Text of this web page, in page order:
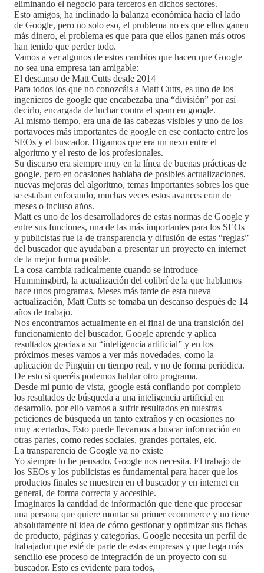
eliminando el negocio para terceros en dichos sectores.
Esto amigos, ha inclinado la balanza económica hacia el lado
de Google, pero no solo eso, el problema no es que ellos ganen
más dinero, el problema es que para que ellos ganen más otros
han tenido que perder todo.
Vamos a ver algunos de estos cambios que hacen que Google
no sea una empresa tan amigable:
El descanso de Matt Cutts desde 2014
Para todos los que no conozcáis a Matt Cutts, es uno de los
ingenieros de google que encabezaba una “división” por así
decirlo, encargada de luchar contra el spam en google.
Al mismo tiempo, era una de las cabezas visibles y uno de los
portavoces más importantes de google en ese contacto entre los
SEOs y el buscador. Digamos que era un nexo entre el
algoritmo y el resto de los profesionales.
Su discurso era siempre muy en la línea de buenas prácticas de
google, pero en ocasiones hablaba de posibles actualizaciones,
nuevas mejoras del algoritmo, temas importantes sobres los que
se estaban enfocando, muchas veces estos avances eran de
meses o incluso años.
Matt es uno de los desarrolladores de estas normas de Google y
entre sus funciones, una de las más importantes para los SEOs
y publicistas fue la de transparencia y difusión de estas “reglas”
del buscador que ayudaban a presentar un proyecto en internet
de la mejor forma posible.
La cosa cambia radicalmente cuando se introduce
Hummingbird, la actualización del colibrí de la que hablamos
hace unos programas. Meses más tarde de esta nueva
actualización, Matt Cutts se tomaba un descanso después de 14
años de trabajo.
Nos encontramos actualmente en el final de una transición del
funcionamiento del buscador. Google aprende y aplica
resultados gracias a su “inteligencia artificial” y en los
próximos meses vamos a ver más novedades, como la
aplicación de Pinguin en tiempo real, y no de forma periódica.
De esto si queréis podemos hablar otro programa.
Desde mi punto de vista, google está confiando por completo
los resultados de búsqueda a una inteligencia artificial en
desarrollo, por ello vamos a sufrir resultados en nuestras
peticiones de búsqueda un tanto extraños y en ocasiones no
muy acertados. Esto puede llevarnos a buscar información en
otras partes, como redes sociales, grandes portales, etc.
La transparencia de Google ya no existe
Yo siempre lo he pensado, Google nos necesita. El trabajo de
los SEOs y los publicistas es fundamental para hacer que los
productos finales se muestren en el buscador y en internet en
general, de forma correcta y accesible.
Imaginaros la cantidad de información que tiene que procesar
una persona que quiere montar su primer ecommerce y no tiene
absolutamente ni idea de cómo gestionar y optimizar sus fichas
de producto, páginas y categorías. Google necesita un perfil de
trabajador que esté de parte de estas empresas y que haga más
sencillo ese proceso de integración de un proyecto con su
buscador. Esto es evidente para todos,